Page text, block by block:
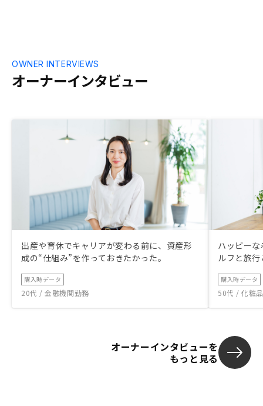
オーナーインタビュー
OWNER INTERVIEWS
出産や育休でキャリアが変わる前に、資産形
成の“仕組み”を作っておきたかった。
購入時データ
20代 / 金融機関勤務
ハッピー
ルフと旅
購入時データ
50代 / 化粧
オーナーインタビューを
もっと見る